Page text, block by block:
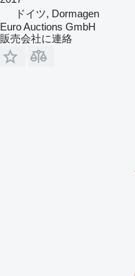
ドイツ, Dormagen
Euro Auctions GmbH
販売会社に連絡